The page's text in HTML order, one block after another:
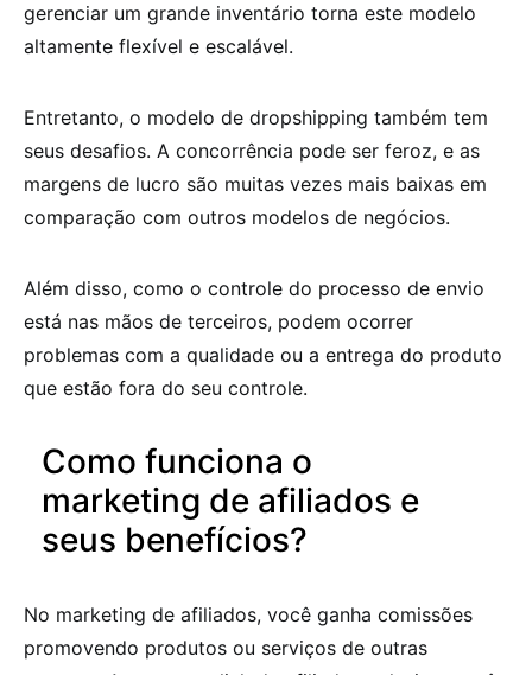
gerenciar um grande inventário torna este modelo
altamente flexível e escalável.
Entretanto, o modelo de dropshipping também tem
seus desafios. A concorrência pode ser feroz, e as
margens de lucro são muitas vezes mais baixas em
comparação com outros modelos de negócios.
Além disso, como o controle do processo de envio
está nas mãos de terceiros, podem ocorrer
problemas com a qualidade ou a entrega do produto
que estão fora do seu controle.
Como funciona o
marketing de afiliados e
seus benefícios?
No marketing de afiliados, você ganha comissões
promovendo produtos ou serviços de outras